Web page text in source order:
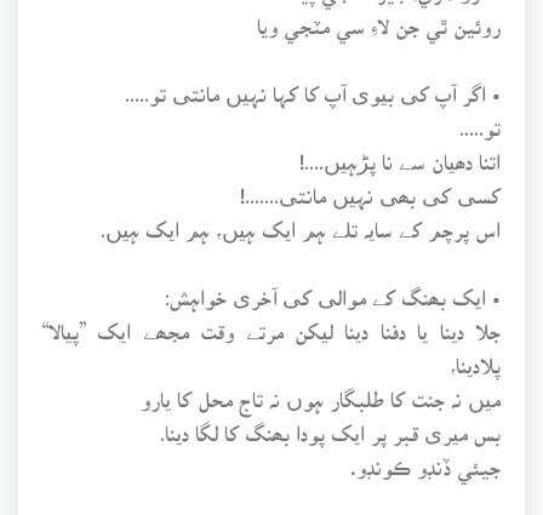
روئين ٿي جن لاءِ سي مٽجي ويا
• اگر آپ کی بیوی آپ کا کہا نہیں مانتی تو۔۔۔۔۔
اتنا دھیان سے نا پڑہیں۔۔۔۔!
کسی کی بھی نہیں مانتی۔۔۔۔۔۔۔!
اس پرچم کے سایہ تلے ہم ایک ہیں، ہم ایک ہیں۔
• ایک بھنگ کے موالی کی آخری خواہش:
جلا دینا یا دفنا دینا لیکن مرتے وقت مجھے ایک ”پیالا“
پلادینا،
میں نہ جنت کا طلبگار ہوں نہ تاج محل کا یارو
بس میری قبر پر ایک پودا بھنگ کا لگا دینا۔
جيئي ڏنڊو ڪونڊو.